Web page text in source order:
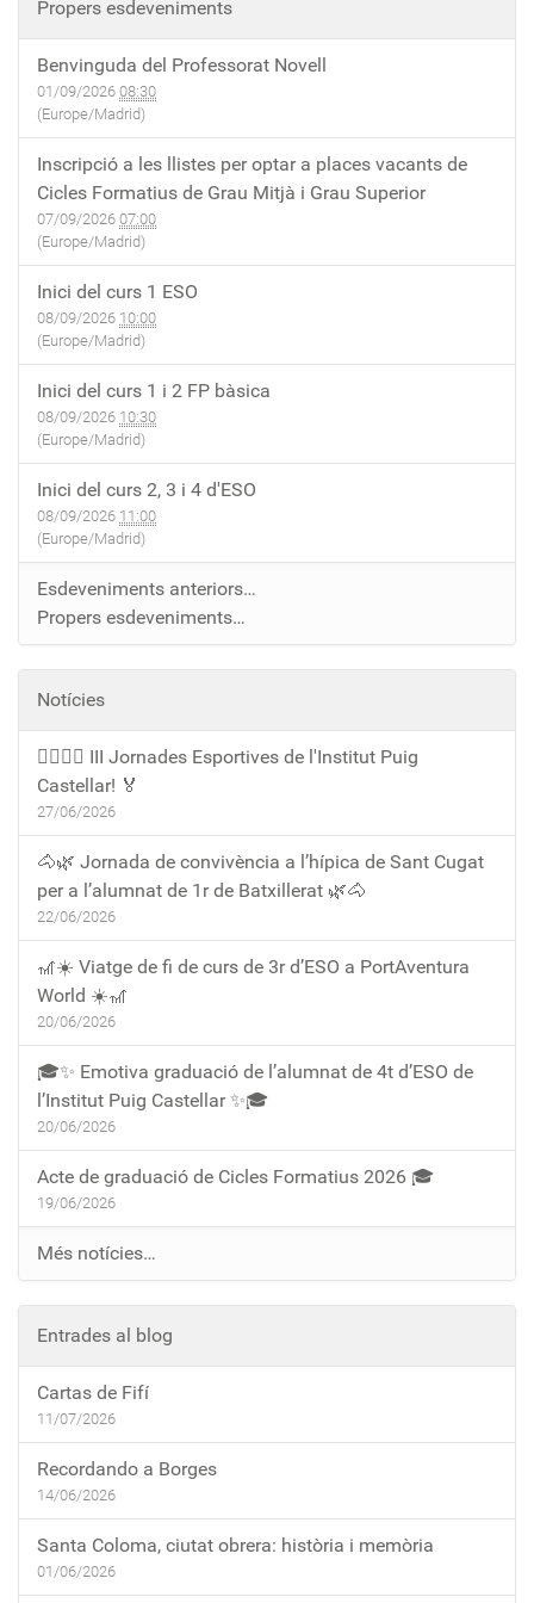
Propers esdeveniments
Benvinguda del Professorat Novell
01/09/2026 08:30
(Europe/Madrid)
Inscripció a les llistes per optar a places vacants de
Cicles Formatius de Grau Mitjà i Grau Superior
07/09/2026 07:00
(Europe/Madrid)
Inici del curs 1 ESO
08/09/2026 10:00
(Europe/Madrid)
Inici del curs 1 i 2 FP bàsica
08/09/2026 10:30
(Europe/Madrid)
Inici del curs 2, 3 i 4 d'ESO
08/09/2026 11:00
(Europe/Madrid)
Esdeveniments anteriors…
Propers esdeveniments…
Notícies
🏃‍♀️🏃‍♂️ III Jornades Esportives de l'Institut Puig
Castellar! 🏅
27/06/2026
🐴🌿 Jornada de convivència a l’hípica de Sant Cugat
per a l’alumnat de 1r de Batxillerat 🌿🐴
22/06/2026
🎢☀️ Viatge de fi de curs de 3r d’ESO a PortAventura
World ☀️🎢
20/06/2026
🎓✨ Emotiva graduació de l’alumnat de 4t d’ESO de
l’Institut Puig Castellar ✨🎓
20/06/2026
Acte de graduació de Cicles Formatius 2026 🎓
19/06/2026
Més notícies…
Entrades al blog
Cartas de Fifí
11/07/2026
Recordando a Borges
14/06/2026
Santa Coloma, ciutat obrera: història i memòria
01/06/2026